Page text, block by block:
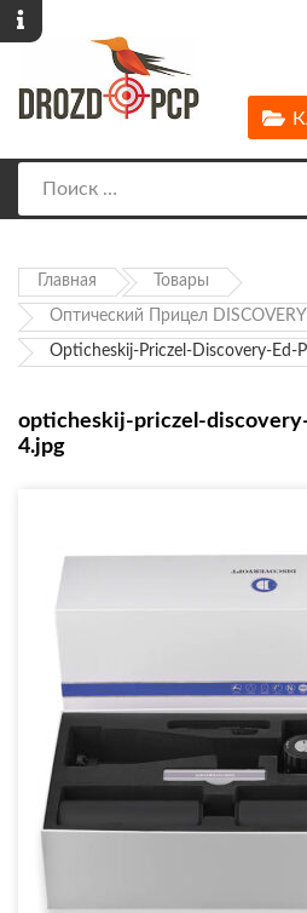
Главная Товары
Оптический Прицел
Opticheskij-Priczel-Discovery-Ed-
opticheskij-priczel-
4.jpg